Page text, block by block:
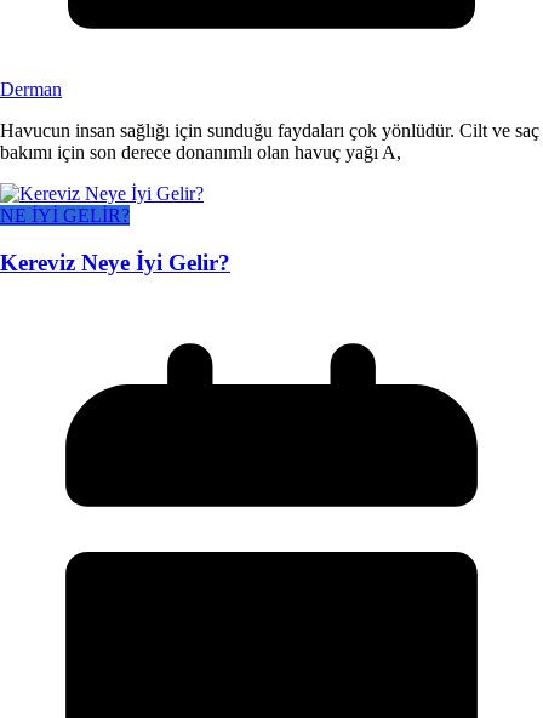
Derman
Havucun insan sağlığı için sunduğu faydaları çok yönlüdür. Cilt ve saç
bakımı için son derece donanımlı olan havuç yağı A,
NE İYİ GELİR?
Kereviz Neye İyi Gelir?